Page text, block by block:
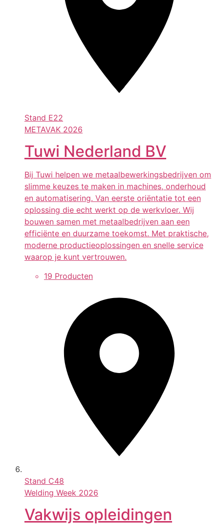
Stand E22
METAVAK 2026
Tuwi Nederland BV
Bij Tuwi helpen we metaalbewerkingsbedrijven om
slimme keuzes te maken in machines, onderhoud
en automatisering. Van eerste oriëntatie tot een
oplossing die echt werkt op de werkvloer. Wij
bouwen samen met metaalbedrijven aan een
efficiënte en duurzame toekomst. Met praktische,
moderne productieoplossingen en snelle service
waarop je kunt vertrouwen.
19 Producten
Stand C48
Welding Week 2026
Vakwijs opleidingen